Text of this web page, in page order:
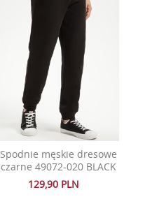
Spodnie męskie dresowe
czarne 49072-020 BLACK
129,90 PLN